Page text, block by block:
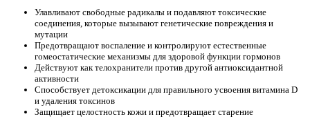
Улавливают свободные радикалы и подавляют токсические
соединения, которые вызывают генетические повреждения и
мутации
Предотвращают воспаление и контролируют естественные
гомеостатические механизмы для здоровой функции гормонов
Действуют как телохранители против другой антиоксидантной
активности
Способствует детоксикации для правильного усвоения витамина D
и удаления токсинов
Защищает целостность кожи и предотвращает старение